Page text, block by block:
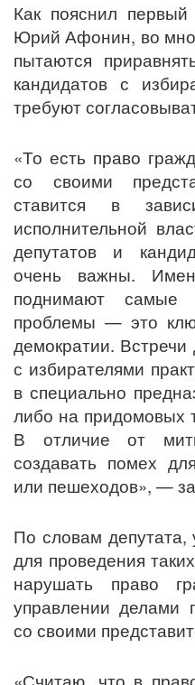
Как пояснил
Юрий Афонин, во
пытаются
кандидатов с
требуют
«То есть право
со своими
ставится в
исполнительной
депутатов и
очень важны.
поднимают
проблемы — это
демократии. Встречи
с избирателями
в специально
либо на придомовых
В отличие от
создавать помех
или пешеходов», —
По словам депутата,
для проведения
нарушать право
управлении делами
со своими